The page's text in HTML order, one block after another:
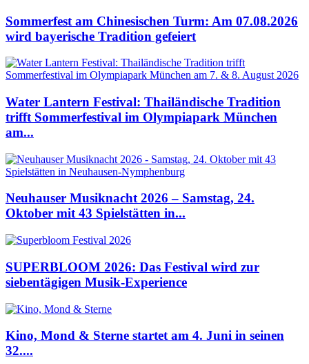
Sommerfest am Chinesischen Turm: Am 07.08.2026
wird bayerische Tradition gefeiert
Water Lantern Festival: Thailändische Tradition
trifft Sommerfestival im Olympiapark München
am...
Neuhauser Musiknacht 2026 – Samstag, 24.
Oktober mit 43 Spielstätten in...
SUPERBLOOM 2026: Das Festival wird zur
siebentägigen Musik-Experience
Kino, Mond & Sterne startet am 4. Juni in seinen
32....